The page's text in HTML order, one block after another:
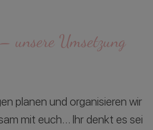
unsere Umsetzung
planen und organisieren wir
mit euch… Ihr denkt es sei